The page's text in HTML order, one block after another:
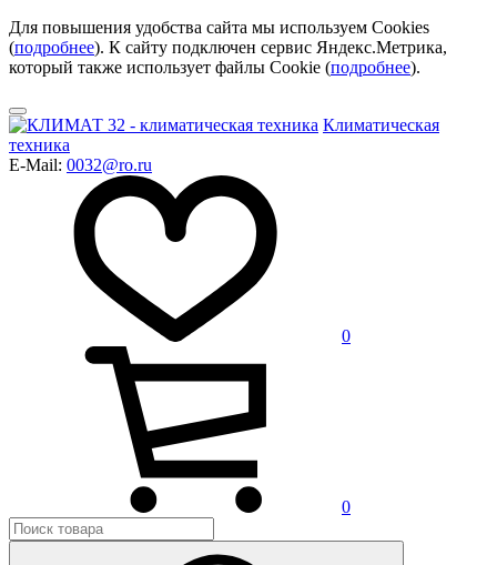
Для повышения удобства сайта мы используем Cookies
(подробнее). К сайту подключен сервис Яндекс.Метрика,
который также использует файлы Cookie (подробнее).
Климатическая
техника
E-Mail: 0032@ro.ru
0
0